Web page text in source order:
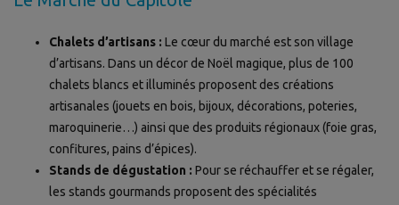
Chalets d’artisans : Le cœur du marché est son village
d’artisans. Dans un décor de Noël magique, plus de 100
chalets blancs et illuminés proposent des créations
artisanales (jouets en bois, bijoux, décorations, poteries,
maroquinerie…) ainsi que des produits régionaux (foie gras,
confitures, pains d’épices).
Stands de dégustation : Pour se réchauffer et se régaler,
les stands gourmands proposent des spécialités